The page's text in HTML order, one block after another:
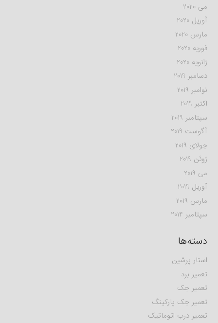
می 2020
آوریل 2020
مارس 2020
فوریه 2020
ژانویه 2020
دسامبر 2019
نوامبر 2019
اکتبر 2019
سپتامبر 2019
آگوست 2019
جولای 2019
ژوئن 2019
می 2019
آوریل 2019
مارس 2019
سپتامبر 2014
دسته‌ها
استار پرشین
تعمیر برد
تعمیر جک
تعمیر جک پارکینگ
تعمیر درب اتوماتیک